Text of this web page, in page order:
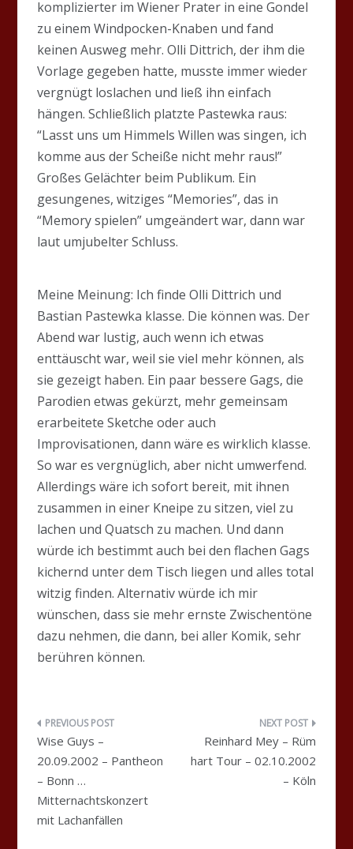
komplizierter im Wiener Prater in eine Gondel
zu einem Windpocken-Knaben und fand
keinen Ausweg mehr. Olli Dittrich, der ihm die
Vorlage gegeben hatte, musste immer wieder
vergnügt loslachen und ließ ihn einfach
hängen. Schließlich platzte Pastewka raus:
“Lasst uns um Himmels Willen was singen, ich
komme aus der Scheiße nicht mehr raus!”
Großes Gelächter beim Publikum. Ein
gesungenes, witziges “Memories”, das in
“Memory spielen” umgeändert war, dann war
laut umjubelter Schluss.
Meine Meinung: Ich finde Olli Dittrich und
Bastian Pastewka klasse. Die können was. Der
Abend war lustig, auch wenn ich etwas
enttäuscht war, weil sie viel mehr können, als
sie gezeigt haben. Ein paar bessere Gags, die
Parodien etwas gekürzt, mehr gemeinsam
erarbeitete Sketche oder auch
Improvisationen, dann wäre es wirklich klasse.
So war es vergnüglich, aber nicht umwerfend.
Allerdings wäre ich sofort bereit, mit ihnen
zusammen in einer Kneipe zu sitzen, viel zu
lachen und Quatsch zu machen. Und dann
würde ich bestimmt auch bei den flachen Gags
kichernd unter dem Tisch liegen und alles total
witzig finden. Alternativ würde ich mir
wünschen, dass sie mehr ernste Zwischentöne
dazu nehmen, die dann, bei aller Komik, sehr
berühren können.
Beitragsnavigation
Wise Guys –
20.09.2002 – Pantheon
– Bonn …
Mitternachtskonzert
mit Lachanfällen
Reinhard Mey – Rüm
hart Tour – 02.10.2002
– Köln